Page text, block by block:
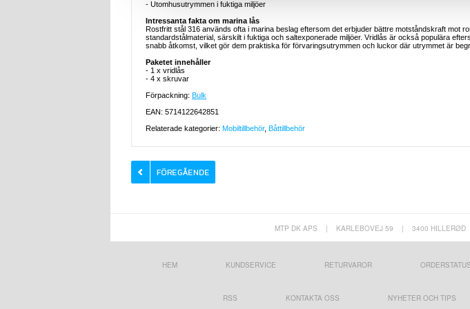
- Utomhusutrymmen i fuktiga miljöer
Intressanta fakta om marina lås
Rostfritt stål 316 används ofta i marina beslag eftersom det erbjuder bättre motståndskraft mot
standardstålmaterial, särskilt i fuktiga och saltexponerade miljöer. Vridlås är också populära
snabb åtkomst, vilket gör dem praktiska för förvaringsutrymmen och luckor där utrymmet är
Paketet innehåller
- 1 x vridlås
- 4 x skruvar
Förpackning: Bulk
EAN: 5714122642851
Relaterade kategorier: Mobiltillbehör, Båttillbehör
MTP DK APS | KARLEBOVEJ 59 | 3400 HILLERØD
HEM KUNDSERVICE RETURVAROR ORDERSTATUS
RSS KONTAKTA OSS NYHETER OCH TIPS